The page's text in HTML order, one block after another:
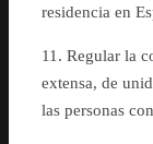
residencia en
11. Regular la
extensa, de
las personas